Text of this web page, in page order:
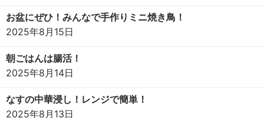
お盆にぜひ！みんなで手作りミニ焼き鳥！
2025年8月15日
朝ごはんは腸活！
2025年8月14日
なすの中華浸し！レンジで簡単！
2025年8月13日